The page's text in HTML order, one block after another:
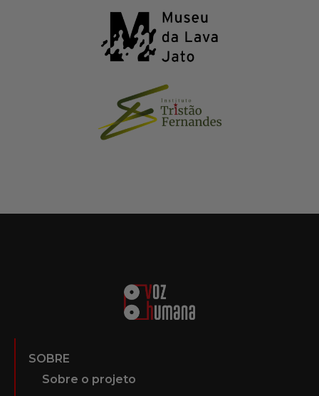
SOBRE
Sobre o projeto